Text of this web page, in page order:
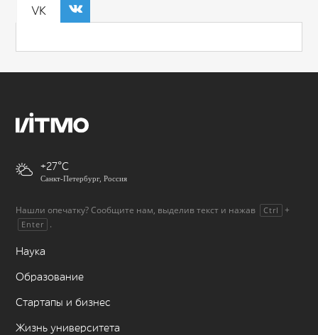
VK
+27
Санкт-Петербург, Россия
Нашли опечатку? Сообщите нам, выделив текст и нажав Ctrl +
Enter .
Наука
Образование
Стартапы и бизнес
Жизнь университета